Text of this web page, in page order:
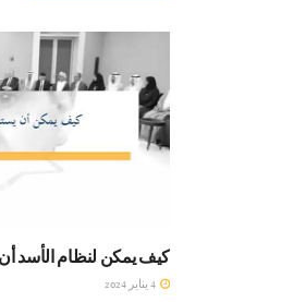
كيف يمكن لنظام الأسد